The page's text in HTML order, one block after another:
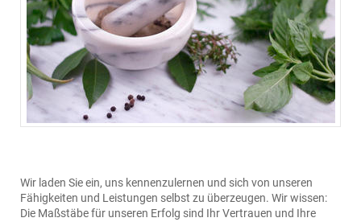
Wir laden Sie ein, uns kennenzulernen und sich von unseren
Fähigkeiten und Leistungen selbst zu überzeugen. Wir wissen:
Die Maßstäbe für unseren Erfolg sind Ihr Vertrauen und Ihre